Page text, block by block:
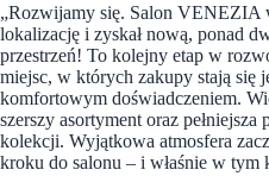
„Rozwijamy się. Salon VENEZIA
lokalizację i zyskał nową, ponad
przestrzeń! To kolejny etap w
miejsc, w których zakupy stają się
komfortowym doświadczeniem.
szerszy asortyment oraz pełniejsza
kolekcji. Wyjątkowa atmosfera
kroku do salonu – i właśnie w tym